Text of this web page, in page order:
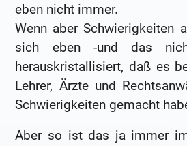
eben nicht immer.
Wenn aber Schwierigkeiten
sich eben -und das
herauskristallisiert, daß es
Lehrer, Ärzte und
Schwierigkeiten gemacht
Aber so ist das ja immer